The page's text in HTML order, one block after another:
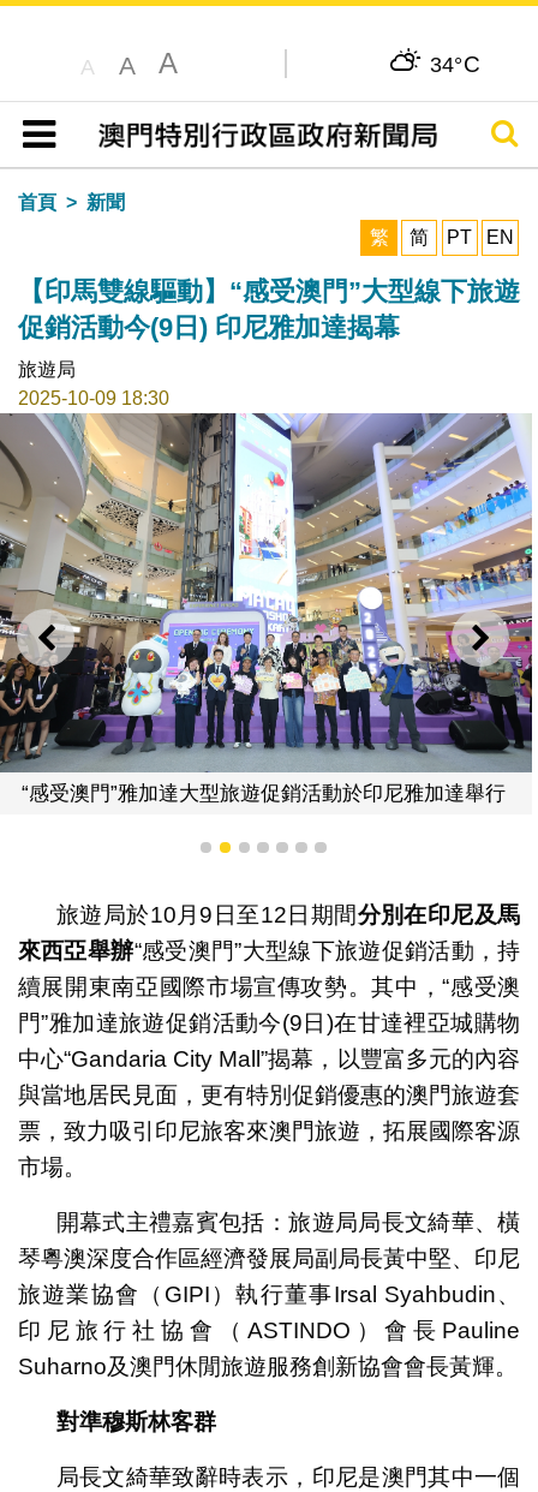
A A A 34°C
目錄
搜尋
首頁
新聞
繁
简 PT EN
【印馬雙線驅動】“感受澳門”大型線下旅遊
促銷活動今(9日) 印尼雅加達揭幕
旅遊局
2025-10-09 18:30
上一則 下一
“感受澳門”雅加達大型旅遊促銷活動於印尼雅加達舉行
1 2 3 4 5 6 7
旅遊局於10月9日至12日期間分別在印尼及馬
來西亞舉辦“感受澳門”大型線下旅遊促銷活動，持
續展開東南亞國際市場宣傳攻勢。其中，“感受澳
門”雅加達旅遊促銷活動今(9日)在甘達裡亞城購物
中心“Gandaria City Mall”揭幕，以豐富多元的內容
與當地居民見面，更有特別促銷優惠的澳門旅遊套
票，致力吸引印尼旅客來澳門旅遊，拓展國際客源
市場。
開幕式主禮嘉賓包括：旅遊局局長文綺華、橫
琴粵澳深度合作區經濟發展局副局長黃中堅、印尼
旅遊業協會（GIPI）執行董事Irsal Syahbudin、
印尼旅行社協會（ASTINDO）會長Pauline
Suharno及澳門休閒旅遊服務創新協會會長黃輝。
對準穆斯林客群
局長文綺華致辭時表示，印尼是澳門其中一個